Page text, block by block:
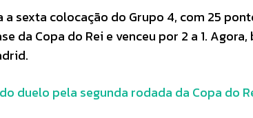
sexta colocação do Grupo 4, com 25
da Copa do Rei e venceu por 2 a 1. Agora,
duelo pela segunda rodada da Copa do